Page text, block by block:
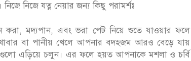
নিজে যত্ন নেয়ার জন্য কিছু পরামর্শঃ
করা, মদ্যপান, এবং ভরা পেট নিয়ে শুতে যাওয়ার ফলে
বা পানীয় খেলে আপনার বদহজম আরও বেড়ে যায়
এড়িয়ে চলুন। এর ফলে হয়ত আপনাকে মশলা ও চর্বি